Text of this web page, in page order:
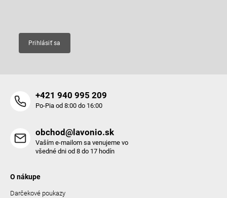
Prihlásiť sa
+421 940 995 209
Po-Pia od 8:00 do 16:00
obchod@lavonio.sk
Vaším e-mailom sa venujeme vo
všedné dni od 8 do 17 hodín
O nákupe
Darčekové poukazy